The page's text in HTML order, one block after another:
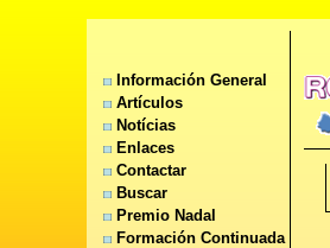
Información General
Artículos
Notícias
Enlaces
Contactar
Buscar
Premio Nadal
Formación Continuada